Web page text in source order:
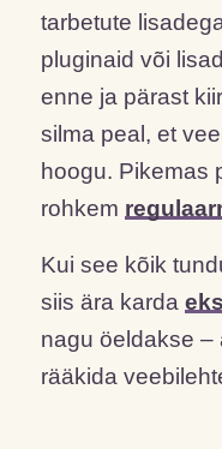
tarbetute
pluginaid või
enne ja pärast
silma peal, et
hoogu. Pikemas
rohkem
Kui see kõik
siis ära karda
nagu öeldakse –
rääkida